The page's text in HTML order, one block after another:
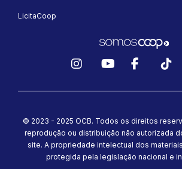
LicitaCoop
© 2023 - 2025 OCB. Todos os direitos
reprodução ou distribuição não autorizada
site. A propriedade intelectual dos
protegida pela legislação nacional e